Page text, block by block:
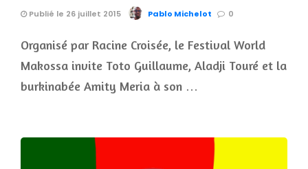
Publié le 26 juillet 2015 Pablo Michelot 0
Organisé par Racine Croisée, le Festival World
Makossa invite Toto Guillaume, Aladji Touré et la
burkinabée Amity Meria à son …